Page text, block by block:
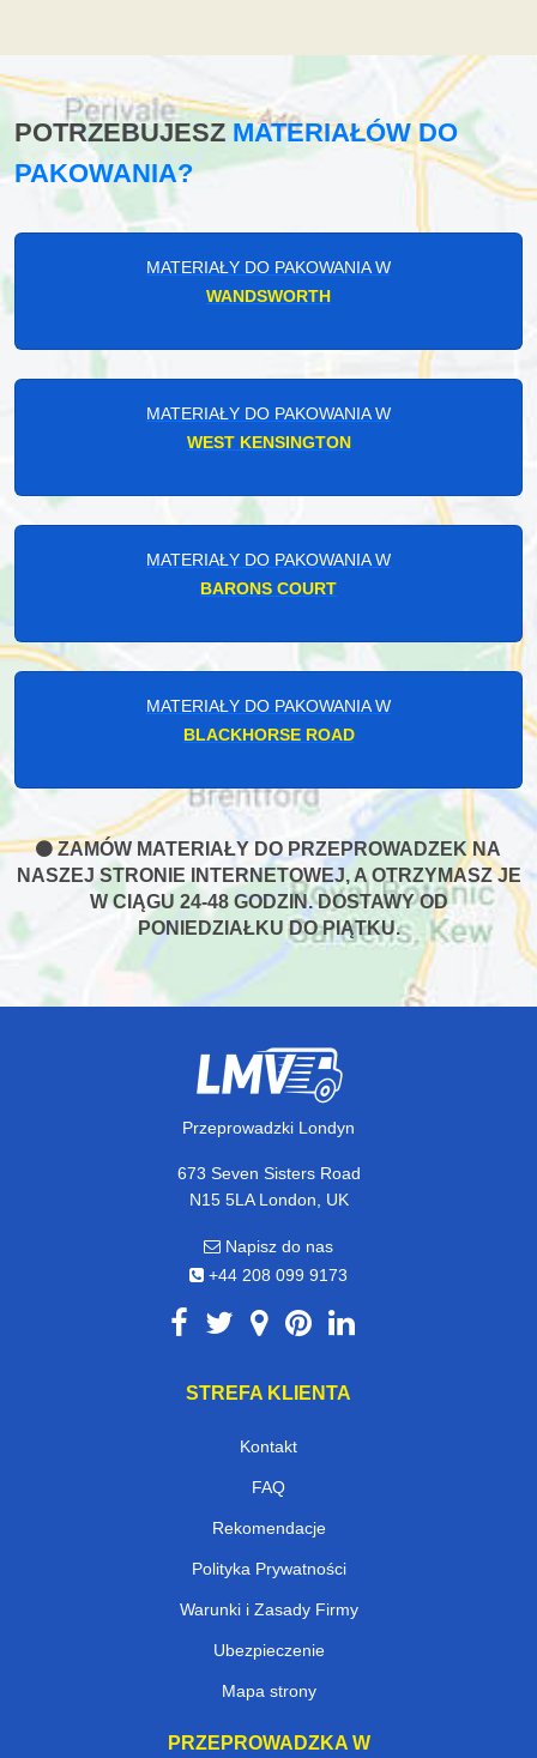
POTRZEBUJESZMATERIAŁÓW DO
PAKOWANIA?
MATERIAŁY DO PAKOWANIA W
WANDSWORTH
MATERIAŁY DO PAKOWANIA W
WEST KENSINGTON
MATERIAŁY DO PAKOWANIA W
BARONS COURT
MATERIAŁY DO PAKOWANIA W
BLACKHORSE ROAD
ZAMÓW MATERIAŁY DO PRZEPROWADZEK NA
NASZEJ STRONIE INTERNETOWEJ, A OTRZYMASZ JE
W CIĄGU 24-48 GODZIN. DOSTAWY OD
PONIEDZIAŁKU DO PIĄTKU.
Przeprowadzki Londyn
673 Seven Sisters Road
N15 5LA London, UK
Napisz do nas
+44 208 099 9173
STREFA KLIENTA
Kontakt
FAQ
Rekomendacje
Polityka Prywatności
Warunki i Zasady Firmy
Ubezpieczenie
Mapa strony
PRZEPROWADZKA W